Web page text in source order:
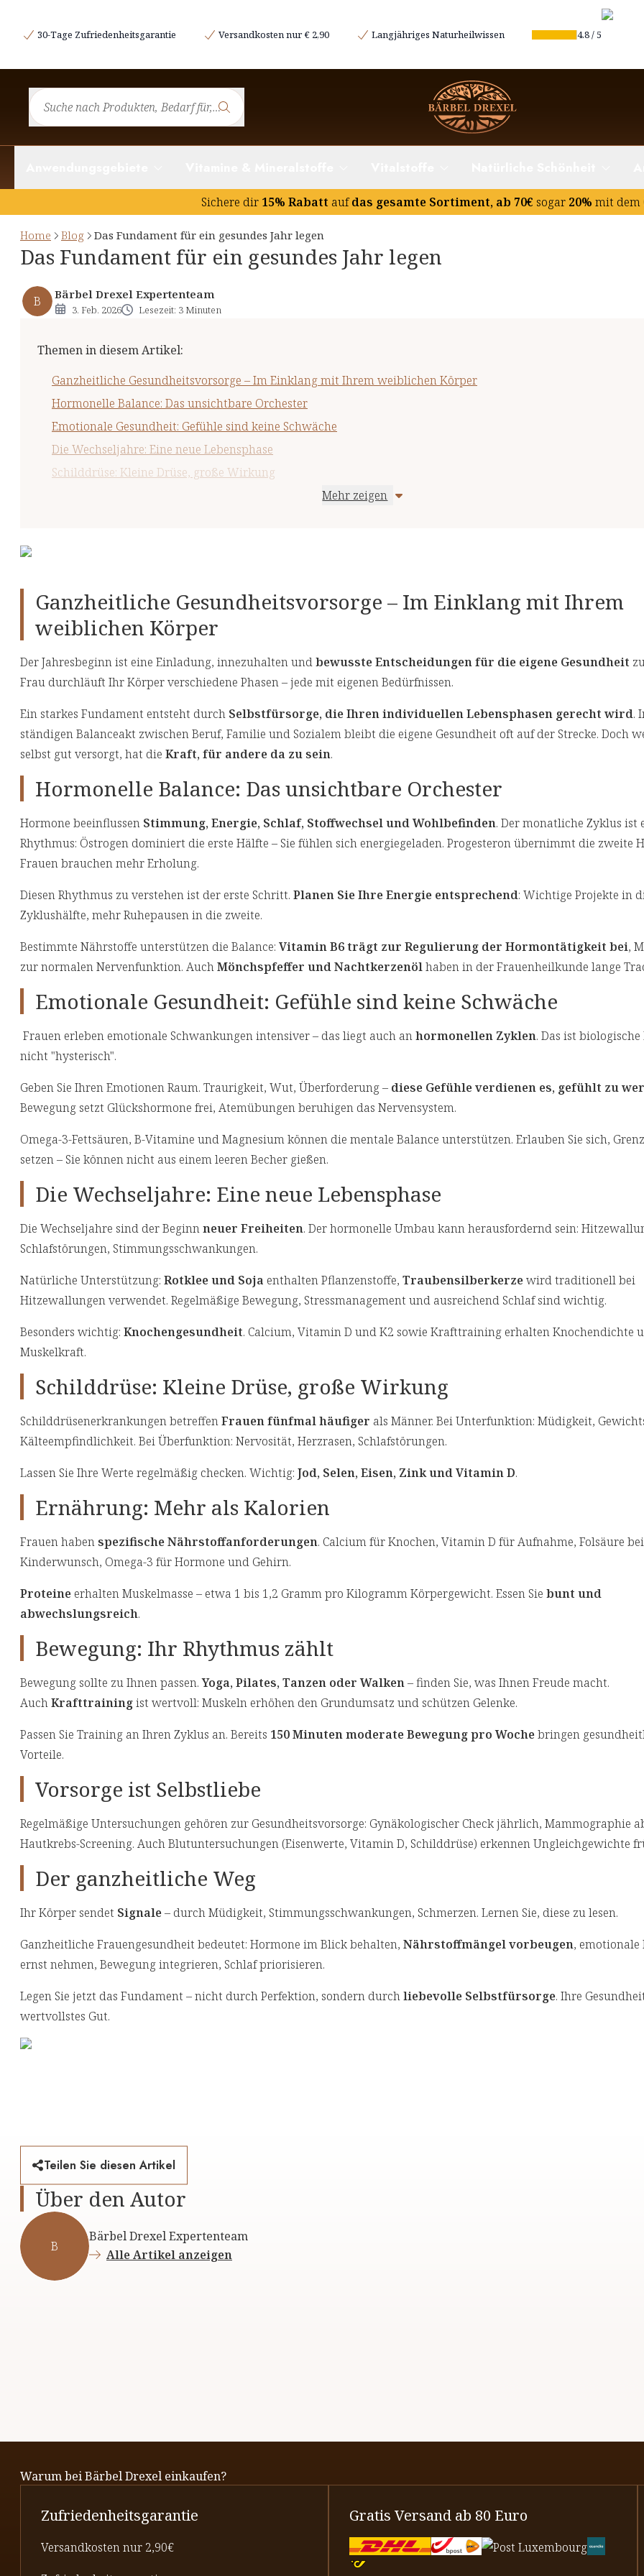
30-Tage Zufriedenheitsgarantie Versandkosten nur € 2,90 Langjähriges Naturheilwissen 4.8/5
Sichere dir 15% Rabatt aufdas gesamte Sortiment, ab 70€ sogar 20% mit dem
Home Blog Das Fundament für ein gesundes Jahr legen
Das Fundament für ein gesundes Jahr legen
B Bärbel Drexel Expertenteam
3. Feb. 2026 Lesezeit: 3 Minuten
Themen in diesem Artikel:
Ganzheitliche Gesundheitsvorsorge – Im Einklang mit Ihrem weiblichen Körper
Hormonelle Balance: Das unsichtbare Orchester
Emotionale Gesundheit: Gefühle sind keine Schwäche
Die Wechseljahre: Eine neue Lebensphase
Schilddrüse: Kleine Drüse, große Wirkung
Mehr zeigen
Ganzheitliche Gesundheitsvorsorge – Im Einklang mit Ihrem weiblichen Körper
Die Wechseljahre: Eine neue Lebensphase
Schilddrüse: Kleine Drüse, große Wirkung
Ernährung: Mehr als Kalorien
Der ganzheitliche Weg
Ganzheitliche Gesundheitsvorsorge – Im Einklang mit Ihrem
weiblichen Körper
Der Jahresbeginn ist eine Einladung, innezuhalten undbewusste Entscheidungen für die eigene Gesundheit
Frau durchläuft Ihr Körper verschiedene Phasen – jede mit eigenen Bedürfnissen.
Ein starkes Fundament entsteht durch Selbstfürsorge, die Ihren individuellen Lebensphasen gerecht wird.
ständigen Balanceakt zwischen Beruf, Familie und Sozialem bleibt die eigene Gesundheit oft auf der Strecke. Doch
selbst gut versorgt, hat die Kraft, für andere da zu sein.
Hormonelle Balance: Das unsichtbare Orchester
Hormone beeinflussen Stimmung, Energie, Schlaf, Stoffwechsel und Wohlbefinden. Der monatliche Zyklus ist
Rhythmus: Östrogen dominiert die erste Hälfte – Sie fühlen sich energiegeladen. Progesteron übernimmt die zweite
Frauen brauchen mehr Erholung.
Diesen Rhythmus zu verstehen ist der erste Schritt. Planen Sie Ihre Energie entsprechend: Wichtige Projekte in
Zyklushälfte, mehr Ruhepausen in die zweite.
Bestimmte Nährstoffe unterstützen die Balance: Vitamin B6 trägt zur Regulierung der Hormontätigkeit bei,
zur normalen Nervenfunktion. AuchMönchspfeffer und Nachtkerzenölhaben in der Frauenheilkunde lange
Emotionale Gesundheit: Gefühle sind keine Schwäche
Frauen erleben emotionale Schwankungen intensiver – das liegt auch anhormonellen Zyklen. Das ist
nicht "hysterisch".
Geben Sie Ihren Emotionen Raum. Traurigkeit, Wut, Überforderung – diese Gefühle verdienen es, gefühlt zu
Bewegung setzt Glückshormone frei, Atemübungen beruhigen das Nervensystem.
Omega-3-Fettsäuren, B-Vitamine und Magnesium können die mentale Balance unterstützen. Erlauben Sie sich,
setzen – Sie können nicht aus einem leeren Becher gießen.
Die Wechseljahre: Eine neue Lebensphase
Die Wechseljahre sind der Beginnneuer Freiheiten. Der hormonelle Umbau kann herausfordernd sein:
Schlafstörungen, Stimmungsschwankungen.
Natürliche Unterstützung: Rotklee und Soja enthalten Pflanzenstoffe, Traubensilberkerzewird traditionell bei
Hitzewallungen verwendet. Regelmäßige Bewegung, Stressmanagement und ausreichend Schlaf sind wichtig.
Besonders wichtig: Knochengesundheit. Calcium, Vitamin D und K2 sowie Krafttraining erhalten Knochendichte
Muskelkraft.
Schilddrüse: Kleine Drüse, große Wirkung
Schilddrüsenerkrankungen betreffenFrauen fünfmal häufiger als Männer. Bei Unterfunktion: Müdigkeit,
Kälteempfindlichkeit. Bei Überfunktion: Nervosität, Herzrasen, Schlafstörungen.
Lassen Sie Ihre Werte regelmäßig checken. Wichtig: Jod, Selen, Eisen, Zink und Vitamin D.
Ernährung: Mehr als Kalorien
Frauen habenspezifische Nährstoffanforderungen. Calcium für Knochen, Vitamin D für Aufnahme, Folsäure bei
Kinderwunsch, Omega-3 für Hormone und Gehirn.
Proteine erhalten Muskelmasse – etwa 1 bis 1,2 Gramm pro Kilogramm Körpergewicht. Essen Sie bunt und
abwechslungsreich.
Bewegung: Ihr Rhythmus zählt
Bewegung sollte zu Ihnen passen.Yoga, Pilates, Tanzen oder Walken– finden Sie, was Ihnen Freude macht.
AuchKrafttrainingist wertvoll: Muskeln erhöhen den Grundumsatz und schützen Gelenke.
Passen Sie Training an Ihren Zyklus an. Bereits 150 Minuten moderate Bewegung pro Wochebringen
Vorteile.
Vorsorge ist Selbstliebe
Regelmäßige Untersuchungen gehören zur Gesundheitsvorsorge: Gynäkologischer Check jährlich, Mammographie
Hautkrebs-Screening. Auch Blutuntersuchungen (Eisenwerte, Vitamin D, Schilddrüse) erkennen Ungleichgewichte
Der ganzheitliche Weg
Ihr Körper sendet Signale– durch Müdigkeit, Stimmungsschwankungen, Schmerzen. Lernen Sie, diese zu lesen.
Ganzheitliche Frauengesundheit bedeutet: Hormone im Blick behalten, Nährstoffmängel vorbeugen, emotionale
ernst nehmen, Bewegung integrieren, Schlaf priorisieren.
Legen Sie jetzt das Fundament – nicht durch Perfektion, sondern durchliebevolle Selbstfürsorge. Ihre
wertvollstes Gut.
Teilen Sie diesen Artikel
Über den Autor
B
Bärbel Drexel Expertenteam
Alle Artikel anzeigen
Warum bei Bärbel Drexel einkaufen?
Zufriedenheitsgarantie
Versandkosten nur 2,90€
Gratis Versand ab 80 Euro